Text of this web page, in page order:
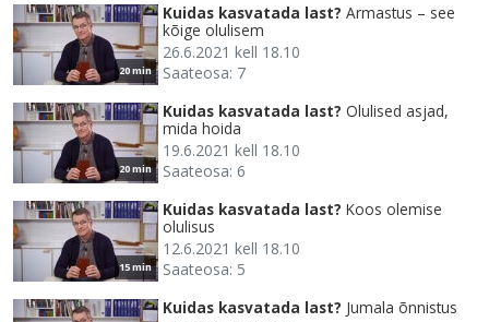
20 min
Kuidas kasvatada last? Armastus – see
kõige olulisem
26.6.2021 kell 18.10
Saateosa: 7
20 min
Kuidas kasvatada last? Olulised asjad,
mida hoida
19.6.2021 kell 18.10
Saateosa: 6
15 min
Kuidas kasvatada last? Koos olemise
olulisus
12.6.2021 kell 18.10
Saateosa: 5
Kuidas kasvatada last? Jumala õnnistus